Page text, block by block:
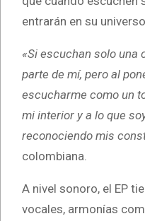
entrarán en su universo.
«Si escuchan solo una
parte de mí, pero al
escucharme como un
mi interior y a lo que
reconociendo mis
colombiana.
A nivel sonoro, el EP
vocales, armonías